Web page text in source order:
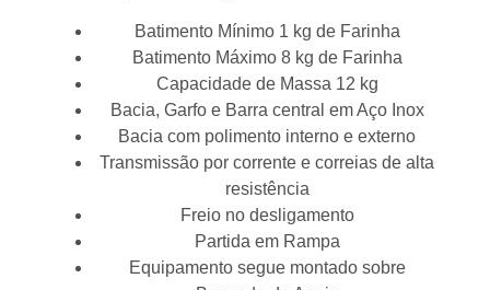
Batimento Mínimo 1 kg de Farinha
Batimento Máximo 8 kg de Farinha
Capacidade de Massa 12 kg
Bacia, Garfo e Barra central em Aço Inox
Bacia com polimento interno e externo
Transmissão por corrente e correias de alta
resistência
Freio no desligamento
Partida em Rampa
Equipamento segue montado sobre